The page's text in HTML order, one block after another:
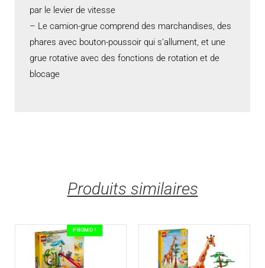
par le levier de vitesse
– Le camion-grue comprend des marchandises, des
phares avec bouton-poussoir qui s’allument, et une
grue rotative avec des fonctions de rotation et de
blocage
Produits similaires
PROMO !